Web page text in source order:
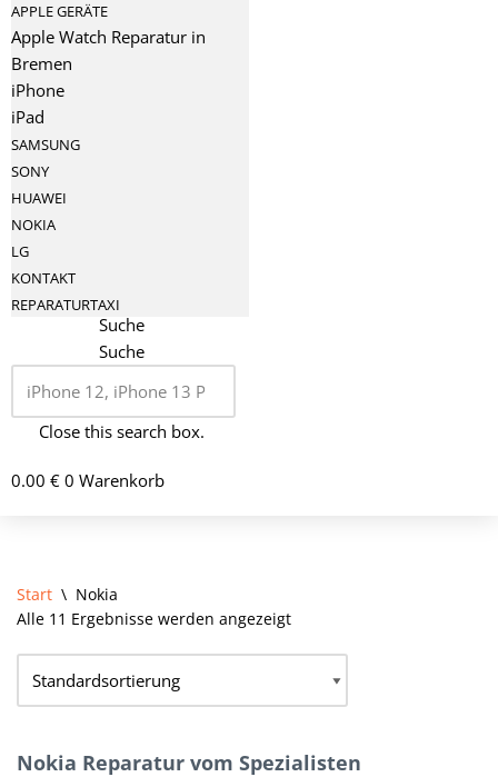
APPLE GERÄTE
Apple Watch Reparatur in
Bremen
iPhone
iPad
SAMSUNG
SONY
HUAWEI
NOKIA
LG
KONTAKT
REPARATURTAXI
Suche
Suche
Close this search box.
0.00 € 0 Warenkorb
Start \ Nokia
Alle 11 Ergebnisse werden angezeigt
Nokia Reparatur vom Spezialisten